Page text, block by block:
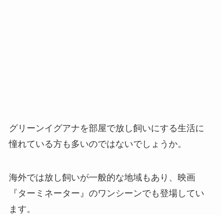
グリーンイグアナを部屋で放し飼いにする生活に
憧れている方も多いのではないでしょうか。
海外では放し飼いが一般的な地域もあり、映画
『ターミネーター』のワンシーンでも登場してい
ます。